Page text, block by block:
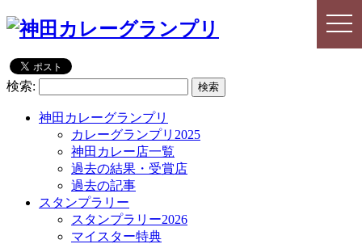
検索:
神田カレーグランプリ
カレーグランプリ2025
神田カレー店一覧
過去の結果・受賞店
過去の記事
スタンプラリー
スタンプラリー2026
マイスター特典